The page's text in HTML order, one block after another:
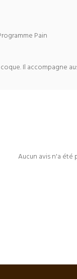
Pain
Il accompagne
Aucun avis n'a été